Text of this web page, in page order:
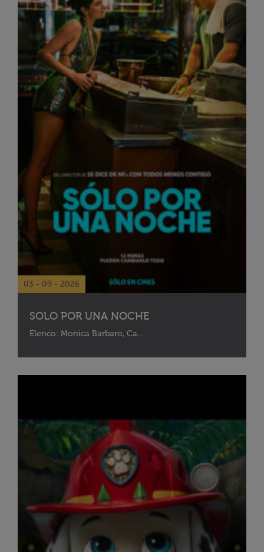
03 - 09 - 2026
SOLO POR UNA NOCHE
Elenco: Monica Barbaro, Ca...